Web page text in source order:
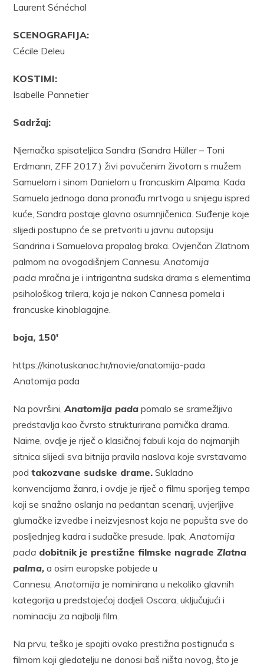
Laurent Sénéchal
SCENOGRAFIJA:
Cécile Deleu
KOSTIMI:
Isabelle Pannetier
Sadržaj:
Njemačka spisateljica Sandra (Sandra Hüller – Toni
Erdmann, ZFF 2017.) živi povučenim životom s mužem
Samuelom i sinom Danielom u francuskim Alpama. Kada
Samuela jednoga dana pronađu mrtvoga u snijegu ispred
kuće, Sandra postaje glavna osumnjičenica. Suđenje koje
slijedi postupno će se pretvoriti u javnu autopsiju
Sandrina i Samuelova propalog braka. Ovjenčan Zlatnom
palmom na ovogodišnjem Cannesu,Anatomija
pada mračna je i intrigantna sudska drama s elementima
psihološkog trilera, koja je nakon Cannesa pomela i
francuske kinoblagajne.
boja, 150′
https://kinotuskanac.hr/movie/anatomija-pada
Anatomija pada
Na površini,Anatomija pada pomalo se sramežljivo
predstavlja kao čvrsto strukturirana parnička drama.
Naime, ovdje je riječ o klasičnoj fabuli koja do najmanjih
sitnica slijedi sva bitnija pravila naslova koje svrstavamo
podtakozvane sudske drame. Sukladno
konvencijama žanra, i ovdje je riječ o filmu sporijeg tempa
koji se snažno oslanja na pedantan scenarij, uvjerljive
glumačke izvedbe i neizvjesnost koja ne popušta sve do
posljednjeg kadra i sudačke presude. Ipak,Anatomija
pada dobitnik je prestižne filmske nagradeZlatna
palma, a osim europske pobjede u
Cannesu,Anatomijaje nominirana u nekoliko glavnih
kategorija u predstojećoj dodjeli Oscara, uključujući i
nominaciju za najbolji film.
Na prvu, teško je spojiti ovako prestižna postignuća s
filmom koji gledatelju ne donosi baš ništa novog, što je